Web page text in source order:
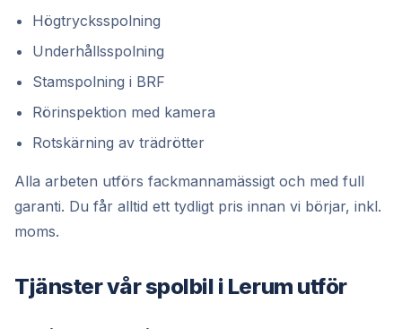
Högtrycksspolning
Underhållsspolning
Stamspolning i BRF
Rörinspektion med kamera
Rotskärning av trädrötter
Alla arbeten utförs fackmannamässigt och med full
garanti. Du får alltid ett tydligt pris innan vi börjar, inkl.
moms.
Tjänster vår spolbil i Lerum utför